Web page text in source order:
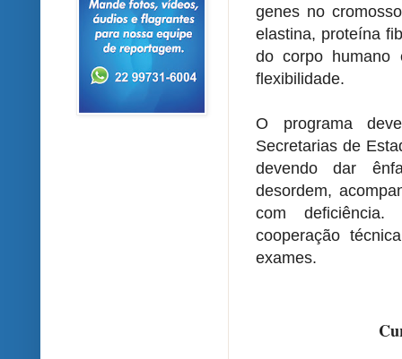
genes no
elastina, proteína
do corpo humano
flexibilidade.
O programa
Secretarias de
devendo dar
desordem,
com deficiência.
cooperação
exames.